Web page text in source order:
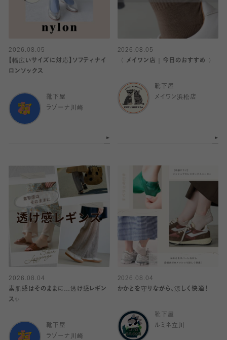
2026.08.05
【幅広いサイズに対応】ソフティナイ
ロンソックス
靴下屋
ラゾーナ川崎
2026.08.05
〈 メイワン店｜今日のおすすめ 〉
靴下屋
メイワン浜松店
2026.08.04
素肌感はそのままに…透け感レギン
ス✨
靴下屋
ラゾーナ川崎
2026.08.04
かかとを守りながら、涼しく快適！
靴下屋
ルミネ立川